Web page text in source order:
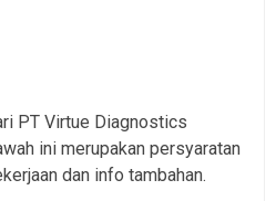
PT Virtue Diagnostics
ini merupakan persyaratan
dan info tambahan.